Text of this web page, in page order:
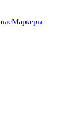
Маркеры